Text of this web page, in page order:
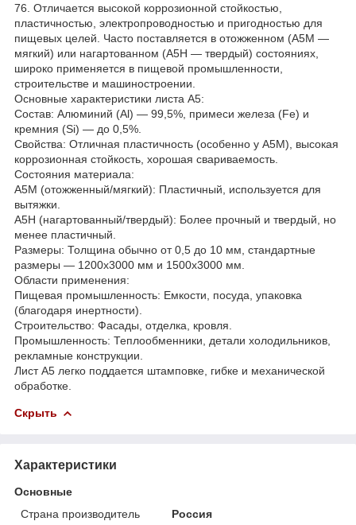
76. Отличается высокой коррозионной стойкостью,
пластичностью, электропроводностью и пригодностью для
пищевых целей. Часто поставляется в отожженном (А5М —
мягкий) или нагартованном (А5Н — твердый) состояниях,
широко применяется в пищевой промышленности,
строительстве и машиностроении.
Основные характеристики листа А5:
Состав: Алюминий (Al) — 99,5%, примеси железа (Fe) и
кремния (Si) — до 0,5%.
Свойства: Отличная пластичность (особенно у А5М), высокая
коррозионная стойкость, хорошая свариваемость.
Состояния материала:
А5М (отожженный/мягкий): Пластичный, используется для
вытяжки.
А5Н (нагартованный/твердый): Более прочный и твердый, но
менее пластичный.
Размеры: Толщина обычно от 0,5 до 10 мм, стандартные
размеры — 1200х3000 мм и 1500х3000 мм.
Области применения:
Пищевая промышленность: Емкости, посуда, упаковка
(благодаря инертности).
Строительство: Фасады, отделка, кровля.
Промышленность: Теплообменники, детали холодильников,
рекламные конструкции.
Лист А5 легко поддается штамповке, гибке и механической
обработке.
Скрыть
Характеристики
Основные
Страна производитель
Россия